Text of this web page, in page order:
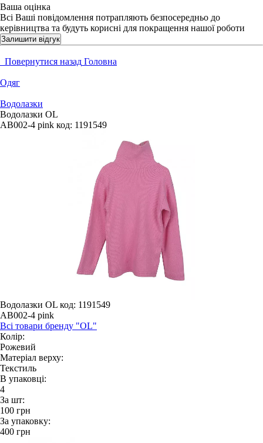
Ваша оцінка
Всі Ваші повідомлення потрапляють безпосередньо до
керівництва та будуть корисні для покращення нашої роботи
Залишити відгук
Повернутися назад Головна
Одяг
Водолазки
Водолазки OL
AB002-4 pink код: 1191549
Водолазки OL код: 1191549
AB002-4 pink
Всі товари бренду "OL"
Колір:
Рожевий
Матеріал верху:
Текстиль
В упаковці:
4
За шт:
100 грн
За упаковку:
400 грн